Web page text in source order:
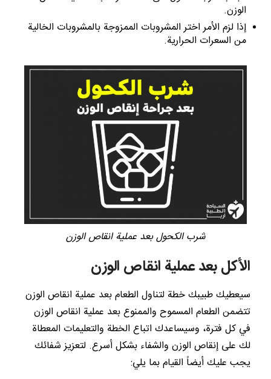
الوزن.
إذا لزم الأمر اختر المشروبات الممزوجة بالمشروبات الخالية
من السعرات الحرارية.
شرب الكحول بعد عملية انقاص الوزن
الأكل بعد عملية انقاص الوزن
سيعطيك طبيبك خطة لتناول الطعام بعد عملية انقاص الوزن
تتضمن الطعام المسموح والممنوع بعد عملية انقاص الوزن
في كل فترة، وسيساعدك اتباع الخطة والتعليمات المعطاة
لك على إنقاص الوزن والشفاء بشكل أسرع. لتعزيز شفائك
يجب عليك أيضاً القيام بما يلي: